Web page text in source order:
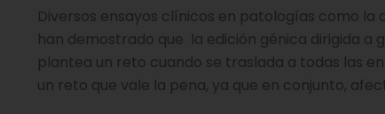
Diversos ensayos clínicos en patologías como
han demostrado que la edición génica dirigida
plantea un reto cuando se traslada a todas las
un reto que vale la pena, ya que en conjunto,